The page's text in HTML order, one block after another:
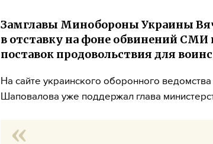
Замглавы Минобороны Украины
в отставку на фоне обвинений СМИ
поставок продовольствия для
На сайте украинского оборонного
Шаповалова уже поддержал глава